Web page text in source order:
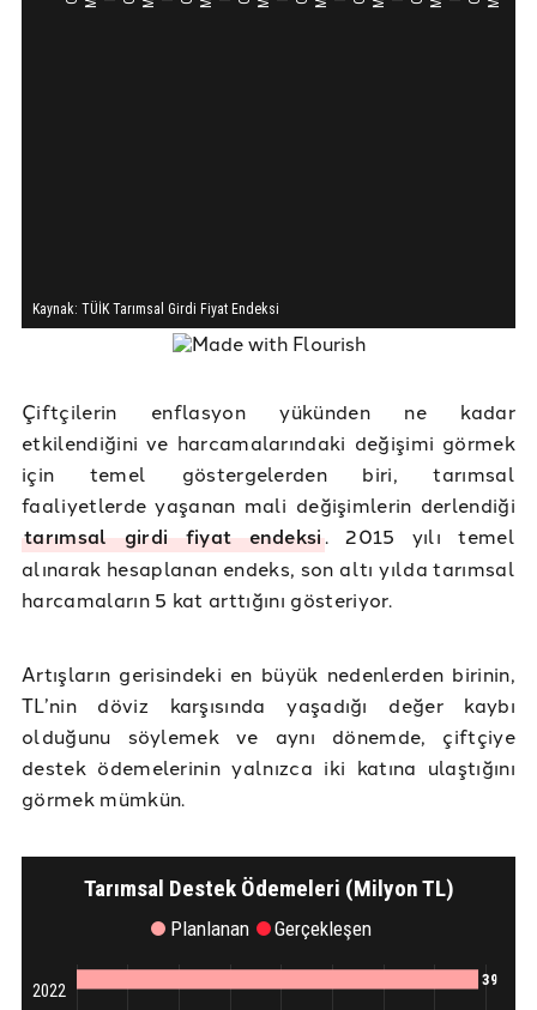
Çiftçilerin enflasyon yükünden ne kadar
etkilendiğini ve harcamalarındaki değişimi görmek
için temel göstergelerden biri, tarımsal
faaliyetlerde yaşanan mali değişimlerin derlendiği
tarımsal girdi fiyat endeksi. 2015 yılı temel
alınarak hesaplanan endeks, son altı yılda tarımsal
harcamaların 5 kat arttığını gösteriyor.
Artışların gerisindeki en büyük nedenlerden birinin,
TL’nin döviz karşısında yaşadığı değer kaybı
olduğunu söylemek ve aynı dönemde, çiftçiye
destek ödemelerinin yalnızca iki katına ulaştığını
görmek mümkün.